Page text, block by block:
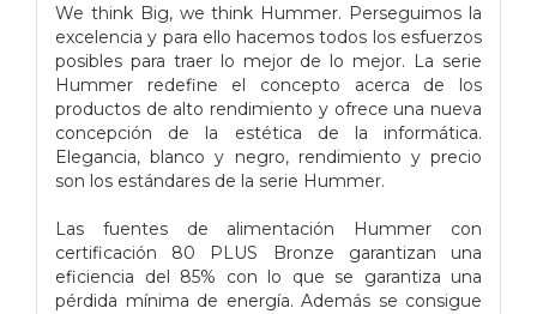
We think Big, we think Hummer. Perseguimos la
excelencia y para ello hacemos todos los esfuerzos
posibles para traer lo mejor de lo mejor. La serie
Hummer redefine el concepto acerca de los
productos de alto rendimiento y ofrece una nueva
concepción de la estética de la informática.
Elegancia, blanco y negro, rendimiento y precio
son los estándares de la serie Hummer.
Las fuentes de alimentación Hummer con
certificación 80 PLUS Bronze garantizan una
eficiencia del 85% con lo que se garantiza una
pérdida mínima de energía. Además se consigue